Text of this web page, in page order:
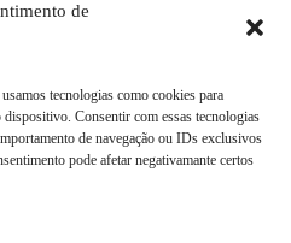
de
tecnologias como cookies para
dispositivo. Consentir com essas tecnologias
de navegação ou IDs exclusivos
pode afetar negativamante certos
Livro de Reclamações